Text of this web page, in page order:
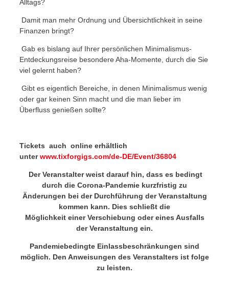
Alltags?
Damit man mehr Ordnung und Übersichtlichkeit in seine
Finanzen bringt?
Gab es bislang auf Ihrer persönlichen Minimalismus-
Entdeckungsreise besondere Aha-Momente, durch die Sie
viel gelernt haben?
Gibt es eigentlich Bereiche, in denen Minimalismus wenig
oder gar keinen Sinn macht und die man lieber im
Überfluss genießen sollte?
Tickets auch online erhältlich
unterwww.tixforgigs.com/de-DE/Event/36804
Der Veranstalter weist darauf hin, dass es bedingt
durch die Corona-Pandemie kurzfristig zu
Änderungen bei der Durchführung der Veranstaltung
kommen kann. Dies schließt die
Möglichkeit einer Verschiebung oder eines Ausfalls
der Veranstaltung ein.
Pandemiebedingte Einlassbeschränkungen sind
möglich. Den Anweisungen des Veranstalters ist folge
zu leisten.